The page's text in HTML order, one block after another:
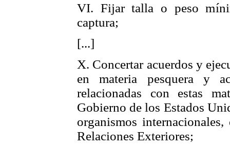
VI. Fijar talla o peso
captura;
[...]
X. Concertar acuerdos y
en materia pesquera y
relacionadas con estas
Gobierno de los Estados
organismos
Relaciones Exteriores;